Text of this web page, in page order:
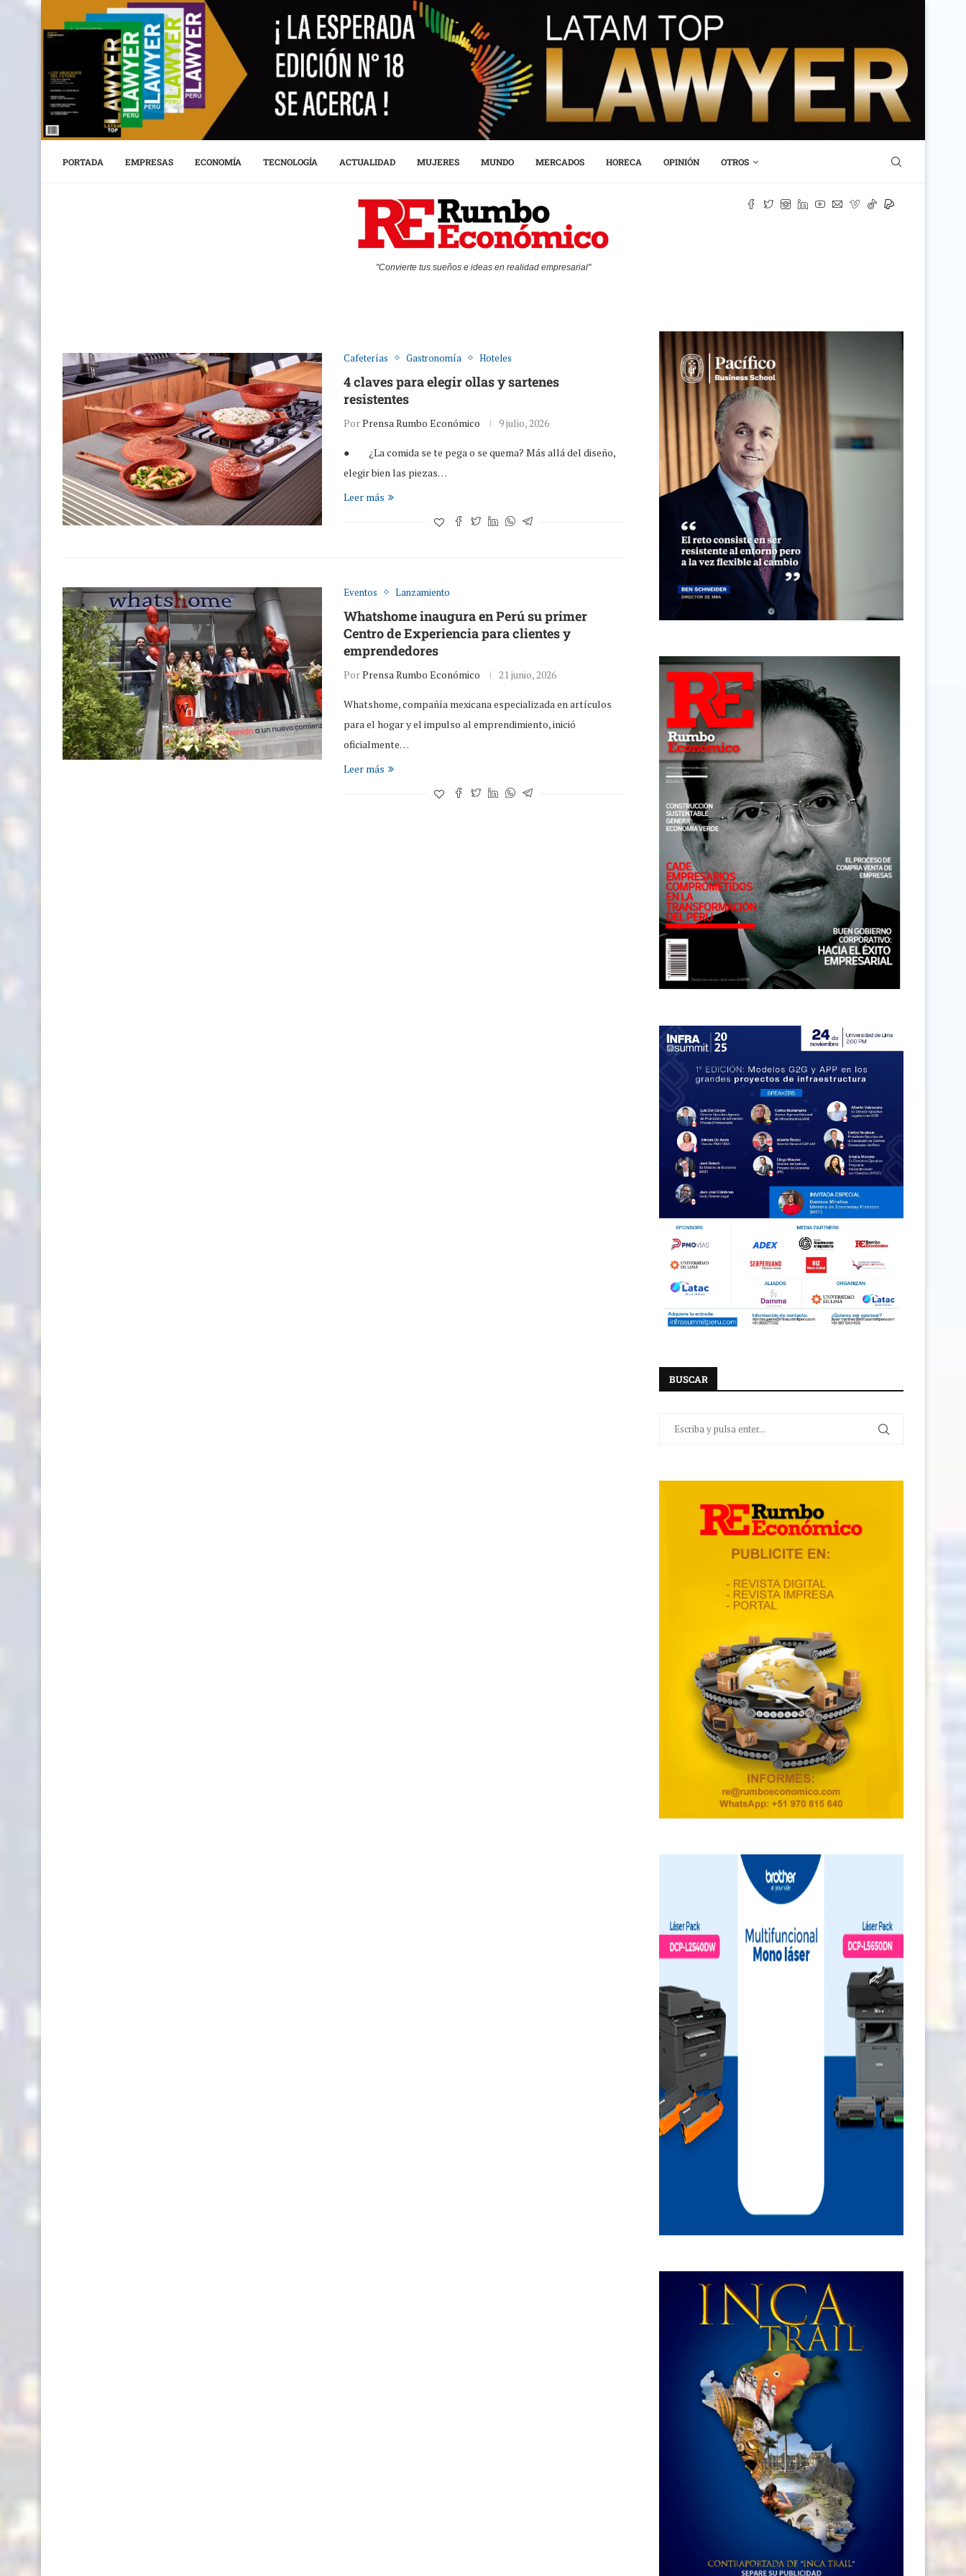
PORTADA EMPRESAS ECONOMÍA TECNOLOGÍA ACTUALIDAD MUJERES MUNDO MERCADOS HORECA OPINIÓN OTROS
"Convierte tus sueños e ideas en realidad empresarial"
Cafeterías Gastronomía Hoteles
4 claves para elegir ollas y sartenes
resistentes
PorPrensa Rumbo Económico 9 julio, 2026
● ¿La comida se te pega o se quema? Más allá del diseño,
elegir bien las piezas…
Leer más
Eventos Lanzamiento
Whatshome inaugura en Perú su primer
Centro de Experiencia para clientes y
emprendedores
PorPrensa Rumbo Económico 21 junio, 2026
Whatshome, compañía mexicana especializada en artículos
para el hogar y el impulso al emprendimiento, inició
oficialmente…
Leer más
BUSCAR